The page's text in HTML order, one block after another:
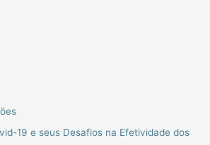
19 e seus Desafios na Efetividade dos